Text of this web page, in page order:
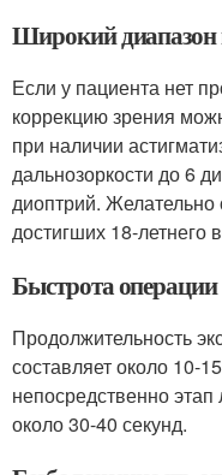
Широкий диапазон
Если у пациента нет
коррекцию зрения
при наличии
дальнозоркости до 6
диоптрий.
достигших 18-летнего
Быстрота операции
Продолжительность
составляет около 10-
непосредственно
около 30-40 секунд.